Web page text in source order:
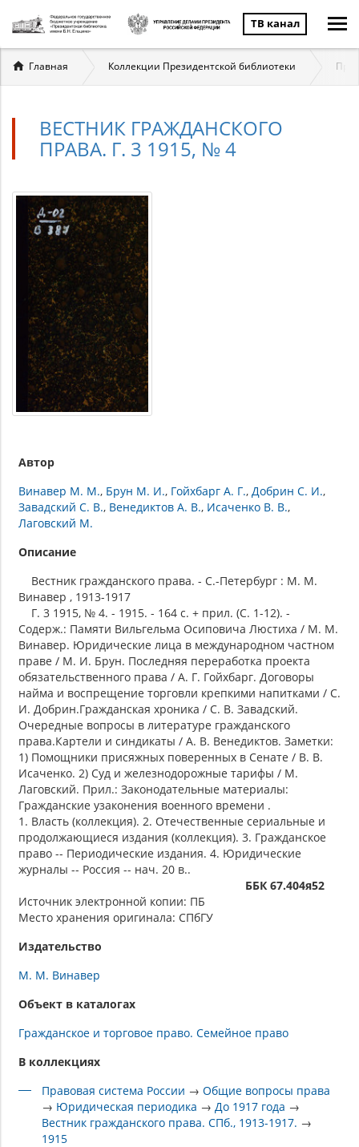
ТВ канал
Вы
здесь
Главная Коллекции Президентской библиотеки
ВЕСТНИК ГРАЖДАНСКОГО
ПРАВА. Г. 3 1915, № 4
Автор
Винавер М. М. Брун М. И. Гойхбарг А. Г. Добрин С. И.
Завадский С. В. Венедиктов А. В. Исаченко В. В.
Лаговский М.
Описание
Вестник гражданского права. - С.-Петербург : М. М.
Винавер , 1913-1917
Г. 3 1915, № 4. - 1915. - 164 с. + прил. (С. 1-12). -
Содерж.: Памяти Вильгельма Осиповича Люстиха / М. М.
Винавер. Юридические лица в международном частном
праве / М. И. Брун. Последняя переработка проекта
обязательственного права / А. Г. Гойхбарг. Договоры
найма и воспрещение торговли крепкими напитками / С.
И. Добрин.Гражданская хроника / С. В. Завадский.
Очередные вопросы в литературе гражданского
права.Картели и синдикаты / А. В. Венедиктов. Заметки:
1) Помощники присяжных поверенных в Сенате / В. В.
Исаченко. 2) Суд и железнодорожные тарифы / М.
Лаговский. Прил.: Законодательные материалы:
Гражданские узаконения военного времени .
1. Власть (коллекция). 2. Отечественные сериальные и
продолжающиеся издания (коллекция). 3. Гражданское
право -- Периодические издания. 4. Юридические
журналы -- Россия -- нач. 20 в..
ББК 67.404я52
Источник электронной копии: ПБ
Место хранения оригинала: СПбГУ
Издательство
М. М. Винавер
Объект в каталогах
Гражданское и торговое право. Семейное право
В коллекциях
Правовая система России →Общие вопросы права
→ Юридическая периодика → До 1917 года →
Вестник гражданского права. СПб., 1913-1917. →
1915